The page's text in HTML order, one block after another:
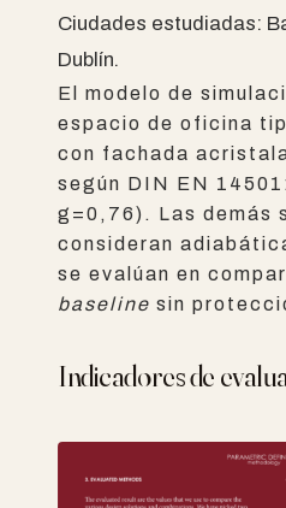
Ciudades estudiadas:
Dublín.
El modelo de
espacio de oficina
con fachada
según DIN EN
g=0,76). Las demás
consideran
se evalúan en
baseline sin
Indicadores de